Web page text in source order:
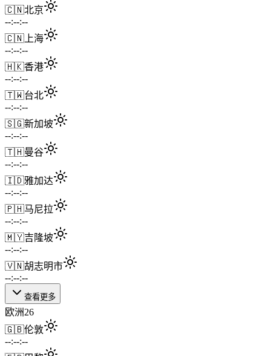
🇨🇳北京
--:--:--
🇨🇳 上海
--:--:--
🇭🇰香港
--:--:--
🇹🇼台北
--:--:--
🇸🇬新加坡
--:--:--
🇹🇭曼谷
--:--:--
🇮🇩雅加达
--:--:--
🇵🇭马尼拉
--:--:--
🇲🇾吉隆坡
--:--:--
🇻🇳胡志明市
--:--:--
查看更多
欧洲26
🇬🇧伦敦
--:--:--